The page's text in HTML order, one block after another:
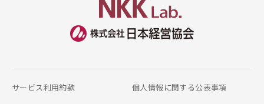
サービス利用約款
個人情報に関する公表事項